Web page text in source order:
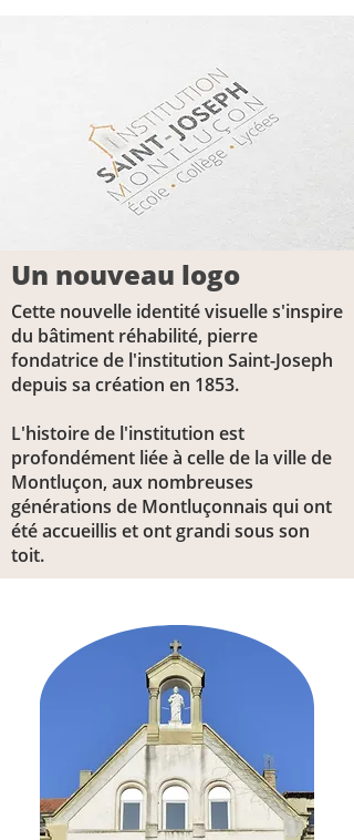
Un nouveau logo
Cette nouvelle identité visuelle s'inspire
du bâtiment réhabilité, pierre
fondatrice de l'institution Saint-Joseph
depuis sa création en 1853.
L'histoire de l'institution est
profondément liée à celle de la ville de
Montluçon, aux nombreuses
générations de Montluçonnais qui ont
été accueillis et ont grandi sous son
toit.